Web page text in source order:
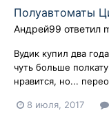
Полуавтоматы
Андрей99 ответил
Вудик купил два
чуть больше
нравится, но...
8 июля, 2017